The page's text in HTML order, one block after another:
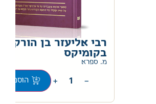
רבי אליעזר בן
בקומיקס
מ. ספרא
−
+ הוספה